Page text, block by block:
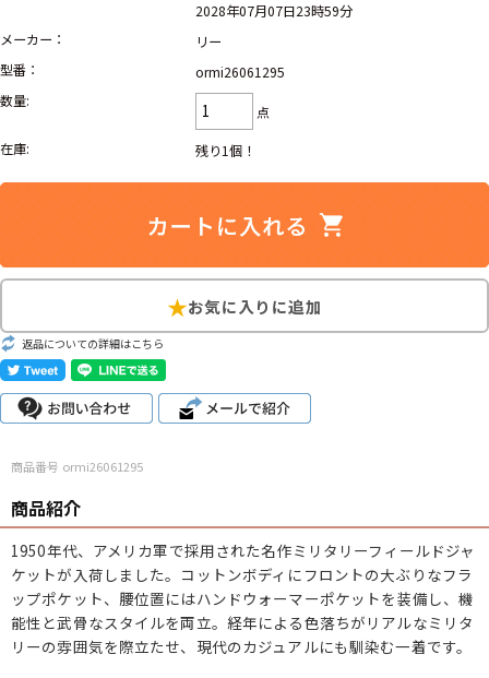
Search by Particular こだわりから探す
Search by Sizeサイズから探す（メンズ）
XS S M
長袖シャツ
半袖シャツ XS S M
パンツ
Search by Maniacマニアックから探す
2028年07月07日23時59分
メーカー：
リー
型番：
ormi26061295
数量:
点
在庫:
残り1個！
返品についての詳細はこちら
商品番号 ormi26061295
商品紹介
1950年代、アメリカ軍で採用された名作ミリタリーフィールドジャ
ケットが入荷しました。コットンボディにフロントの大ぶりなフラ
ップポケット、腰位置にはハンドウォーマーポケットを装備し、機
能性と武骨なスタイルを両立。経年による色落ちがリアルなミリタ
リーの雰囲気を際立たせ、現代のカジュアルにも馴染む一着です。